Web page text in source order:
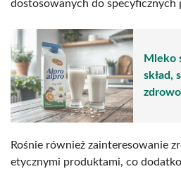
dostosowanych do specyficznych
Mleko
skład,
Rośnie również zainteresowanie
etycznymi produktami, co